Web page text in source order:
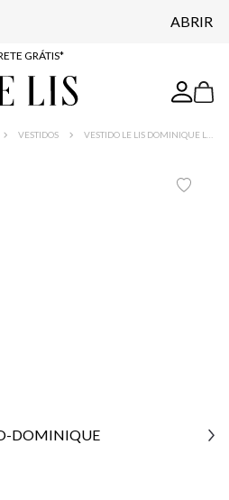
ABRIR
EXPRESSA*
GRÁTIS*
BAIXE O APP
VESTIDOS